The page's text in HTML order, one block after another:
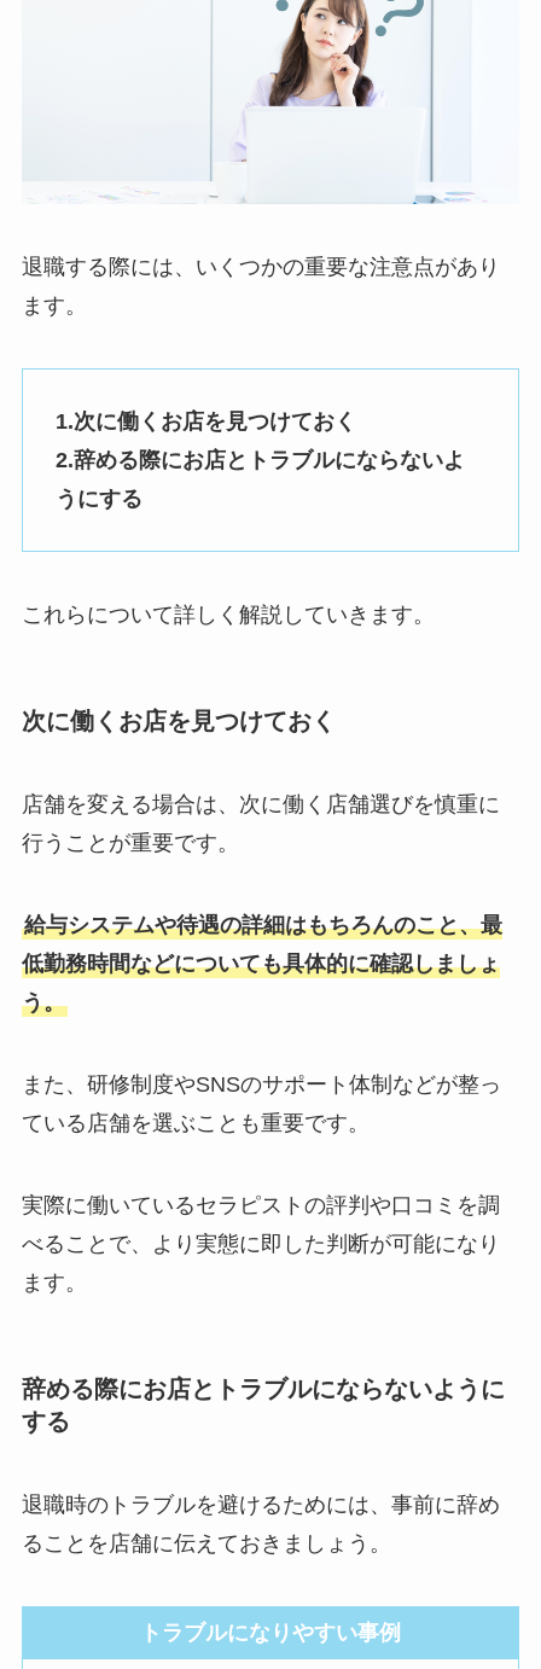
退職する際には、いくつかの重要な注意点があり
ます。
1.次に働くお店を見つけておく
2.辞める際にお店とトラブルにならないよ
うにする
これらについて詳しく解説していきます。
次に働くお店を見つけておく
店舗を変える場合は、次に働く店舗選びを慎重に
行うことが重要です。
給与システムや待遇の詳細はもちろんのこと、最
低勤務時間などについても具体的に確認しましょ
う。
また、研修制度やSNSのサポート体制などが整っ
ている店舗を選ぶことも重要です。
実際に働いているセラピストの評判や口コミを調
べることで、より実態に即した判断が可能になり
ます。
辞める際にお店とトラブルにならないように
する
退職時のトラブルを避けるためには、事前に辞め
ることを店舗に伝えておきましょう。
トラブルになりやすい事例